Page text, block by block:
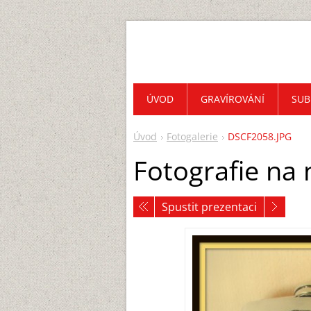
Úvod Fotogalerie DSCF2058.JPG
Fotografie na
Spustit prezentaci
ÚVOD GRAVÍROVÁNÍ